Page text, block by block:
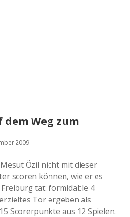
dem Weg zum
2009
Özil nicht mit dieser
scoren können, wie er es
Freiburg tat: formidable 4
Tor ergeben als
Scorerpunkte aus 12 Spielen.